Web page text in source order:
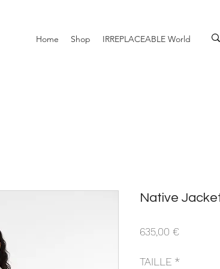
Home Shop IRREPLACEABLE World
Native
635,00 €Prix
TAILLE *